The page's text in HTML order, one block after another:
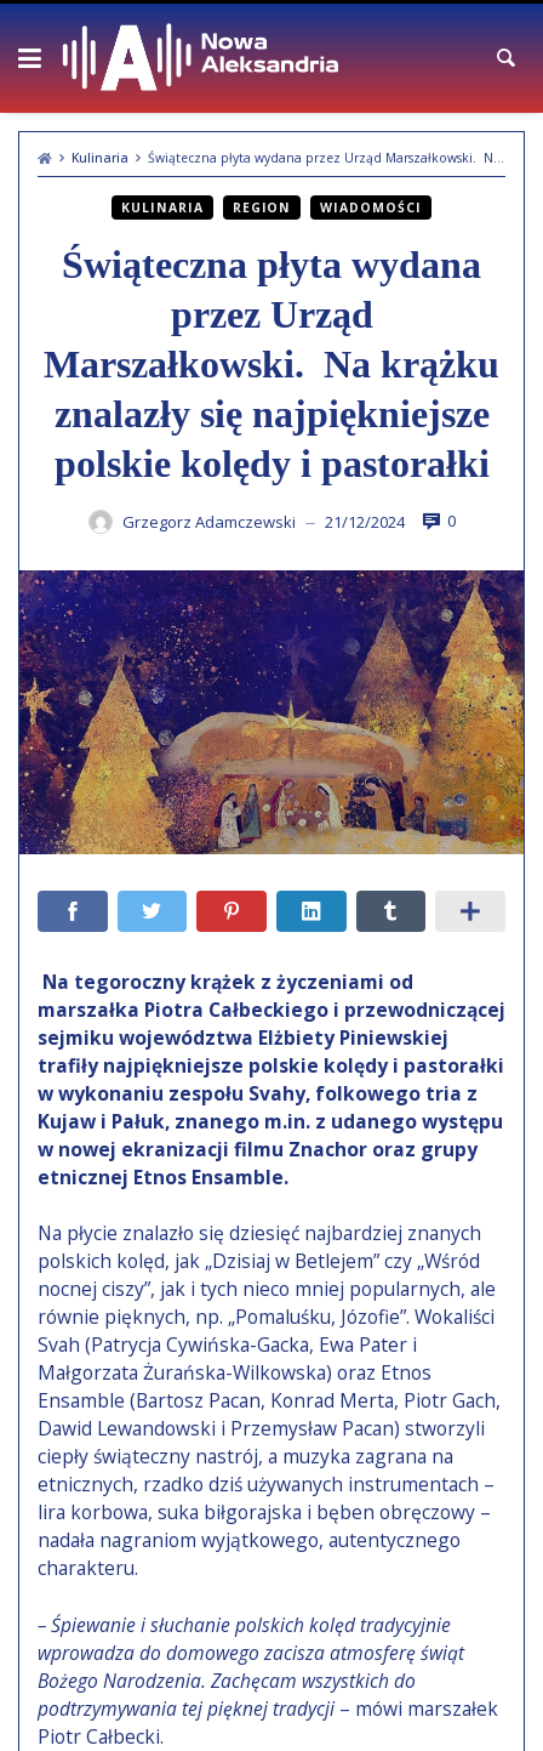
Skip
content
Kulinaria Świąteczna płyta wydana przez Urząd Marszałkowski. Na krążku znalazły się najpiękniejsze polskie kolędy i pastorałki
KULINARIA REGION WIADOMOŚCI
Świąteczna płyta wydana
przez Urząd
Marszałkowski. Na krążku
znalazły się najpiękniejsze
polskie kolędy i pastorałki
Grzegorz Adamczewski — 21/12/2024 0
Na tegoroczny krążek z życzeniami od
marszałka Piotra Całbeckiego i przewodniczącej
sejmiku województwa Elżbiety Piniewskiej
trafiły najpiękniejsze polskie kolędy i pastorałki
w wykonaniu zespołu Svahy, folkowego tria z
Kujaw i Pałuk, znanego m.in. z udanego występu
w nowej ekranizacji filmu Znachor oraz grupy
etnicznej Etnos Ensamble.
Na płycie znalazło się dziesięć najbardziej znanych
polskich kolęd, jak „Dzisiaj w Betlejem” czy „Wśród
nocnej ciszy”, jak i tych nieco mniej popularnych, ale
równie pięknych, np. „Pomaluśku, Józofie”. Wokaliści
Svah (Patrycja Cywińska-Gacka, Ewa Pater i
Małgorzata Żurańska-Wilkowska) oraz Etnos
Ensamble (Bartosz Pacan, Konrad Merta, Piotr Gach,
Dawid Lewandowski i Przemysław Pacan) stworzyli
ciepły świąteczny nastrój, a muzyka zagrana na
etnicznych, rzadko dziś używanych instrumentach –
lira korbowa, suka biłgorajska i bęben obręczowy –
nadała nagraniom wyjątkowego, autentycznego
charakteru.
– Śpiewanie i słuchanie polskich kolęd tradycyjnie
wprowadza do domowego zacisza atmosferę świąt
Bożego Narodzenia. Zachęcam wszystkich do
podtrzymywania tej pięknej tradycji – mówi marszałek
Piotr Całbecki.